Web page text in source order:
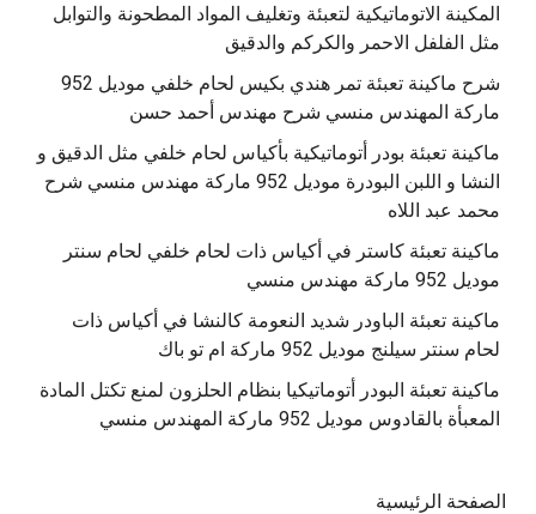
المكينة الاتوماتيكية لتعبئة وتغليف المواد المطحونة والتوابل
مثل الفلفل الاحمر والكركم والدقيق
‫شرح ماكينة تعبئة تمر هندي بكيس لحام خلفي موديل 952
ماكينة تعبئة بودر أتوماتيكية بأكياس لحام خلفي مثل الدقيق و
النشا و اللبن البودرة موديل 952 ماركة مهندس منسي شرح
محمد عبد اللاه
‫ماكينة تعبئة كاستر في أكياس ذات لحام خلفي لحام سنتر
موديل 952 ماركة مهندس منسي
‫ماكينة تعبئة الباودر شديد النعومة كالنشا في أكياس ذات
‫ماكينة تعبئة البودر أتوماتيكيا بنظام الحلزون لمنع تكتل المادة
الصفحة الرئيسية